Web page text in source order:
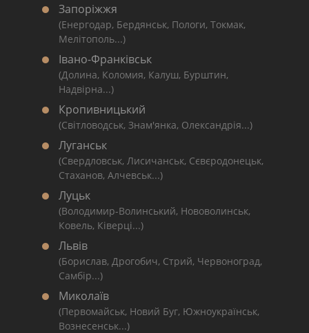
Запоріжжя
(Енергодар, Бердянськ, Пологи, Токмак,
Мелітополь...)
Івано-Франківськ
(Долина, Коломия, Калуш, Бурштин,
Надвірна...)
Кропивницький
(Світловодськ, Знам'янка, Олександрія...)
Луганськ
(Свердловськ, Лисичанськ, Сєвєродонецьк,
Стаханов, Алчевськ...)
Луцьк
(Володимир-Волинський, Нововолинськ,
Ковель, Ківерці...)
Львів
(Борислав, Дрогобич, Стрий, Червоноград,
Самбір...)
Миколаїв
(Первомайськ, Новий Буг, Южноукраїнськ,
Вознесенськ...)